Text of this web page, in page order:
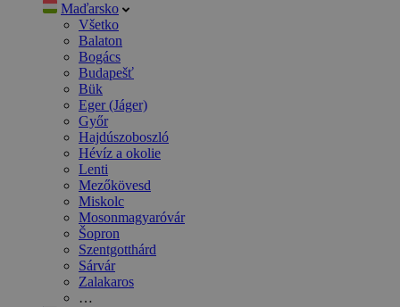
Maďarsko
Všetko
Balaton
Bogács
Budapešť
Bük
Eger (Jáger)
Győr
Hajdúszoboszló
Hévíz a okolie
Lenti
Mezőkövesd
Miskolc
Mosonmagyaróvár
Šopron
Szentgotthárd
Sárvár
Zalakaros
…